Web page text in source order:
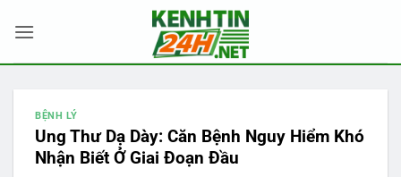
qua
BỆNH LÝ
Ung Thư Dạ Dày: Căn Bệnh Nguy Hiểm Khó
Nhận Biết Ở Giai Đoạn Đầu